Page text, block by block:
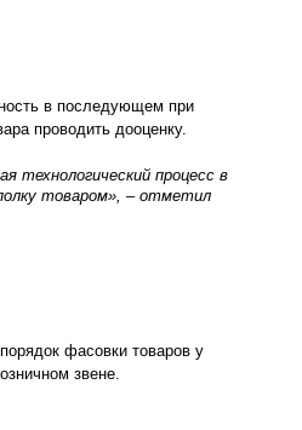
в последующем при
проводить дооценку.
технологический процесс в
товаром», – отметил
фасовки товаров у
звене.